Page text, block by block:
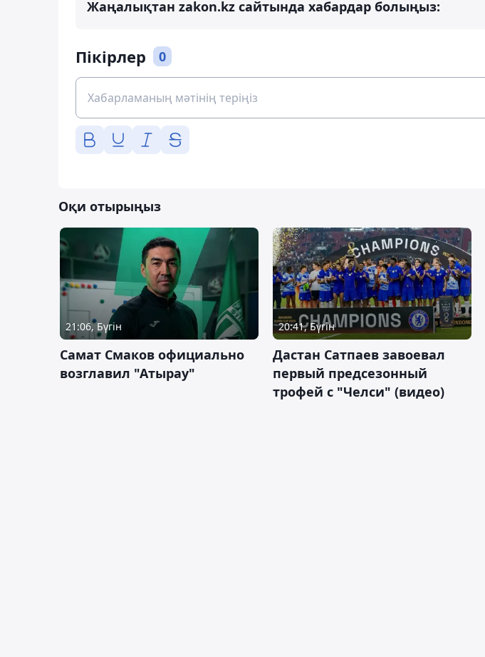
Жаңалықтан zakon.kz сайтында хабардар болыңыз:
Пікірлер 0
Оқи отырыңыз
21:06, Бүгін
Самат Смаков официально
возглавил "Атырау"
20:41, Бүгін
Дастан Сатпаев завоевал
первый предсезонный
трофей с "Челси" (видео)